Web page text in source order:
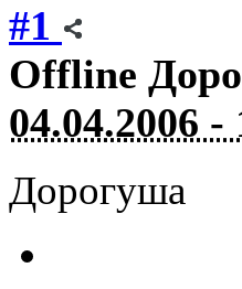
#1
Offline
04.04.2006
Дорогуша